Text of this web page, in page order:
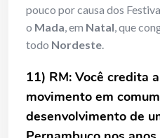
pouco por causa dos
o Mada, em Natal, que
todo Nordeste.
11) RM: Você credita
movimento em
desenvolvimento de